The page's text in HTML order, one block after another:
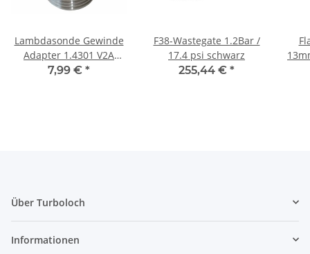
Lambdasonde Gewinde
Adapter 1.4301 V2A
Edelstahl M18x1,5mm ->
7,99 € *
F38-Wastegate 1.2Bar /
17.4 psi schwarz
255,44 € *
Über Turboloch
Informationen